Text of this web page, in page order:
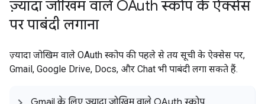
ज़्यादा जोखिम वाले OAuth स्कोप के ऐक्सेस
पर पाबंदी लगाना
ज़्यादा जोखिम वाले OAuth स्कोप की पहले से तय सूची के ऐक्सेस पर,
Gmail, Google Drive, Docs, और Chat भी पाबंदी लगा सकते हैं.